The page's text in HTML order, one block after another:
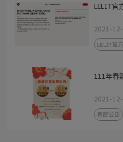
LELIT官
2021-
LELIT官
111年春
2021-
春節公告